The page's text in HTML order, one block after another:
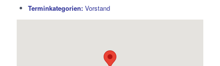
Terminkategorien: Vorstand